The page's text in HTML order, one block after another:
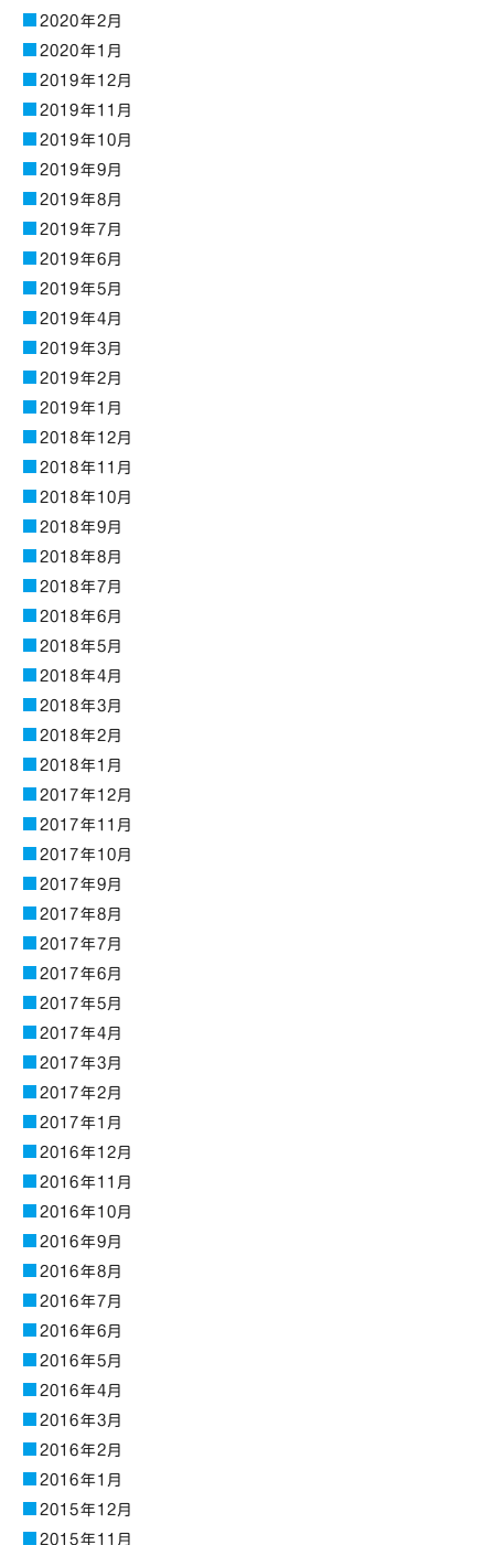
2020年2月
2020年1月
2019年12月
2019年11月
2019年10月
2019年9月
2019年8月
2019年7月
2019年6月
2019年5月
2019年4月
2019年3月
2019年2月
2019年1月
2018年12月
2018年11月
2018年10月
2018年9月
2018年8月
2018年7月
2018年6月
2018年5月
2018年4月
2018年3月
2018年2月
2018年1月
2017年12月
2017年11月
2017年10月
2017年9月
2017年8月
2017年7月
2017年6月
2017年5月
2017年4月
2017年3月
2017年2月
2017年1月
2016年12月
2016年11月
2016年10月
2016年9月
2016年8月
2016年7月
2016年6月
2016年5月
2016年4月
2016年3月
2016年2月
2016年1月
2015年12月
2015年11月